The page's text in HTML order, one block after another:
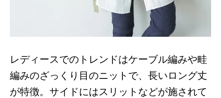
レディースでのトレンドはケーブル編みや畦
編みのざっくり目のニットで、長いロング丈
が特徴。サイドにはスリットなどが施されて